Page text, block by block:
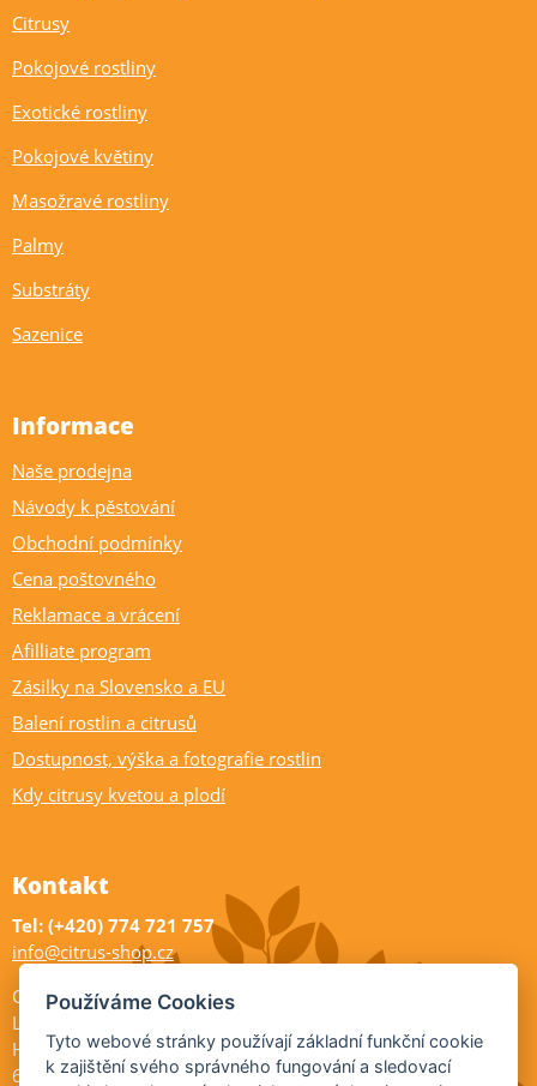
Citrusy
Pokojové rostliny
Exotické rostliny
Pokojové květiny
Masožravé rostliny
Palmy
Substráty
Sazenice
Informace
Naše prodejna
Návody k pěstování
Obchodní podmínky
Cena poštovného
Reklamace a vrácení
Afilliate program
Zásilky na Slovensko a EU
Balení rostlin a citrusů
Dostupnost, výška a fotografie rostlin
Kdy citrusy kvetou a plodí
Kontakt
Tel: (+420) 774 721 757
info@citrus-shop.cz
Citrus shop zahradnictví
Legionářů 2
Hodonín
695 01
Používáme Cookies
Tyto webové stránky používají základní funkční cookie
k zajištění svého správného fungování a sledovací